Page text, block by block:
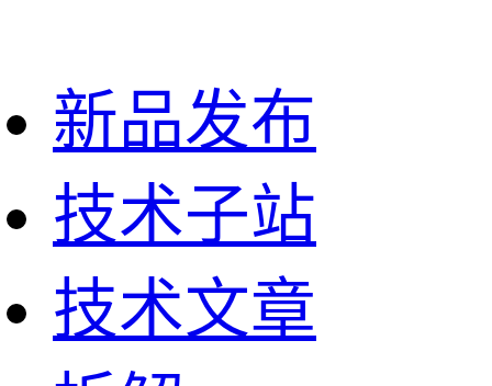
新品发布
技术子站
技术文章